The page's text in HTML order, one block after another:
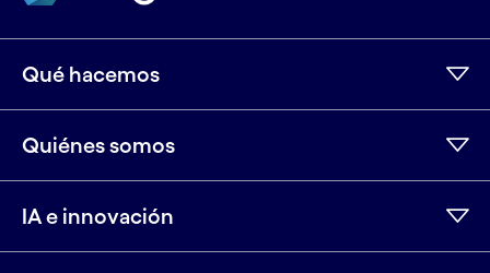
Qué hacemos
Quiénes somos
IA e innovación